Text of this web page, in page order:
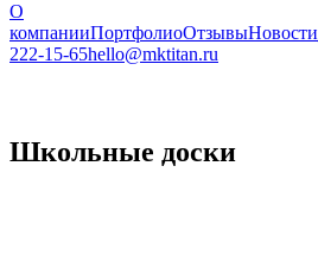
О
компанииПортфолиоОтзывыНовости
222-15-65hello@mktitan.ru
Школьные доски